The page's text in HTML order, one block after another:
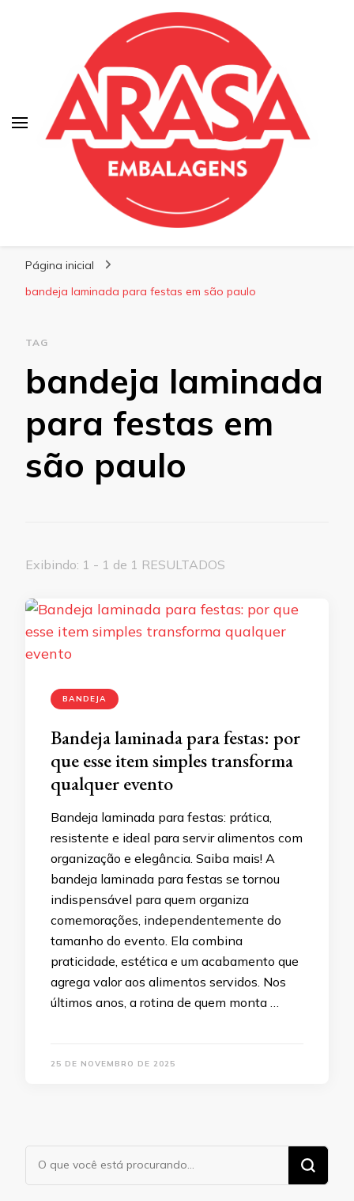
pizzas, doces e salgados. Tudo para seu
comércio com a qualidade Arasa. Leia nossos
Página inicial
bandeja laminada para festas em são paulo
TAG
bandeja laminada
para festas em
são paulo
Exibindo: 1 - 1 de 1 RESULTADOS
BANDEJA
Bandeja laminada para festas: por
que esse item simples transforma
qualquer evento
Bandeja laminada para festas: prática,
resistente e ideal para servir alimentos com
organização e elegância. Saiba mais! A
bandeja laminada para festas se tornou
indispensável para quem organiza
comemorações, independentemente do
tamanho do evento. Ela combina
praticidade, estética e um acabamento que
agrega valor aos alimentos servidos. Nos
últimos anos, a rotina de quem monta …
25 DE NOVEMBRO DE 2025
Procurando
algo?